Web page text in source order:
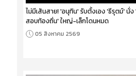
ไม่มีเส้นสาย! 'อนุทิน' รับตั้งเอง 'ธีรุตม์' นั่
สอบท้องถิ่น' ใหญ่-เล็กโดนหมด
05 สิงหาคม 2569